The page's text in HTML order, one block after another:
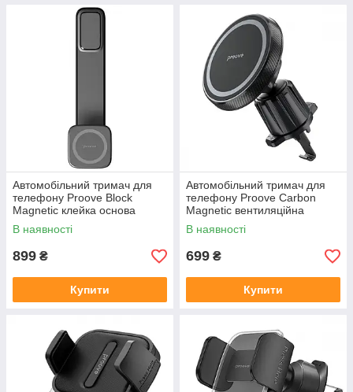
Автомобільний тримач для
телефону Proove Block
Magnetic клейка основа
чорний
В наявності
899 ₴
Купити
Автомобільний тримач для
телефону Proove Carbon
Magnetic вентиляційна
решітка чорний
В наявності
699 ₴
Купити